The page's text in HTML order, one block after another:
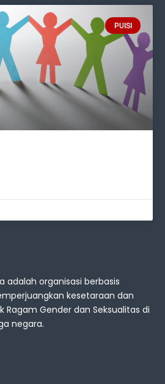
PUISI
adalah organisasi berbasis
kesetaraan dan
Ragam Gender dan Seksualitas di
negara.